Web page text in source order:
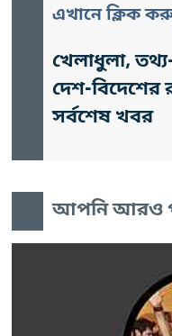
এখানে ক্লিক
খেলাধুলা,
দেশ-বিদেশের
সর্বশেষ খবর
আপনি আরও